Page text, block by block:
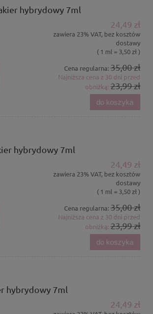
hybrydowy 7ml
24,49 zł
zawiera 23% VAT, bez kosztów
dostawy
( 1 ml = 3,50 zł )
Cena regularna: 35,00 zł
Najniższa cena z 30 dni przed
obniżką: 23,99 zł
do koszyka
hybrydowy 7ml
24,49 zł
zawiera 23% VAT, bez kosztów
dostawy
( 1 ml = 3,50 zł )
Cena regularna: 35,00 zł
Najniższa cena z 30 dni przed
obniżką: 23,99 zł
do koszyka
hybrydowy 7ml
24,49 zł